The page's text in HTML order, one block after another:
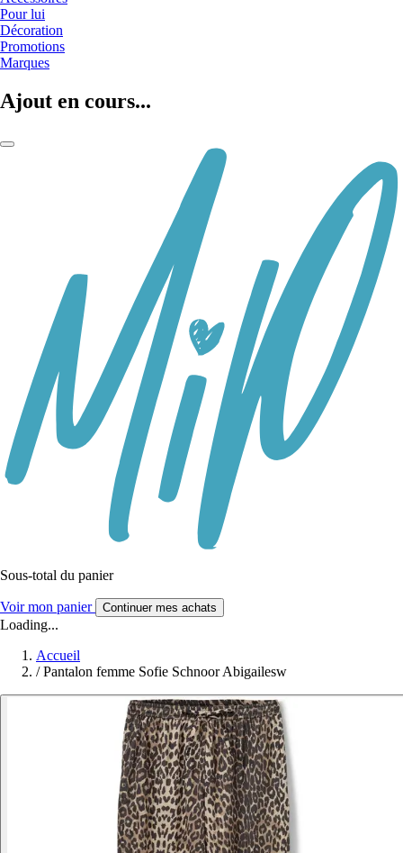
Pour lui
Décoration
Promotions
Marques
Ajout en cours...
Sous-total du panier
Voir mon panier Continuer mes achats
Loading...
Accueil
/ Pantalon femme Sofie Schnoor Abigailesw